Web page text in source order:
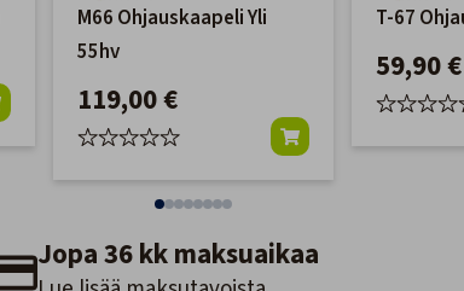
M66 Ohjauskaapeli Yli
55hv
119,00 €
T-67
59,90 €
Jopa 36 kk maksuaikaa